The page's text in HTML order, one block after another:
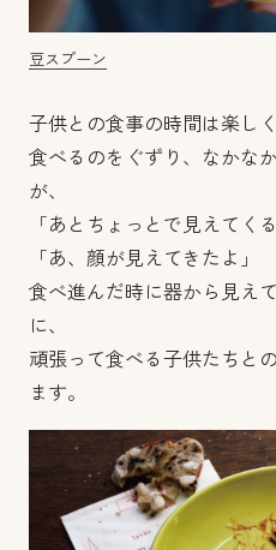
豆スプーン
子供との食事の時間は楽し
食べるのをぐずり、なかな
が、
「あとちょっとで見えてくる
「あ、顔が見えてきたよ」
食べ進んだ時に器から見え
に、
頑張って食べる子供たちと
ます。